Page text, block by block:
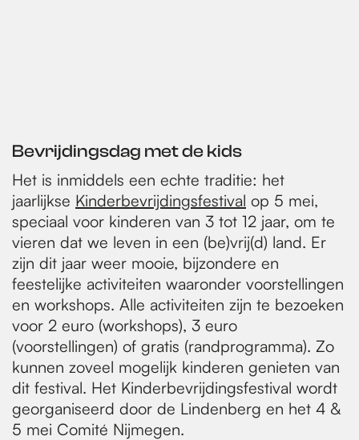
Bevrijdingsdag met de kids
Het is inmiddels een echte traditie: het
jaarlijkse Kinderbevrijdingsfestival op 5 mei,
speciaal voor kinderen van 3 tot 12 jaar, om te
vieren dat we leven in een (be)vrij(d) land. Er
zijn dit jaar weer mooie, bijzondere en
feestelijke activiteiten waaronder voorstellingen
en workshops. Alle activiteiten zijn te bezoeken
voor 2 euro (workshops), 3 euro
(voorstellingen) of gratis (randprogramma). Zo
kunnen zoveel mogelijk kinderen genieten van
dit festival. Het Kinderbevrijdingsfestival wordt
georganiseerd door de Lindenberg en het 4 &
5 mei Comité Nijmegen.